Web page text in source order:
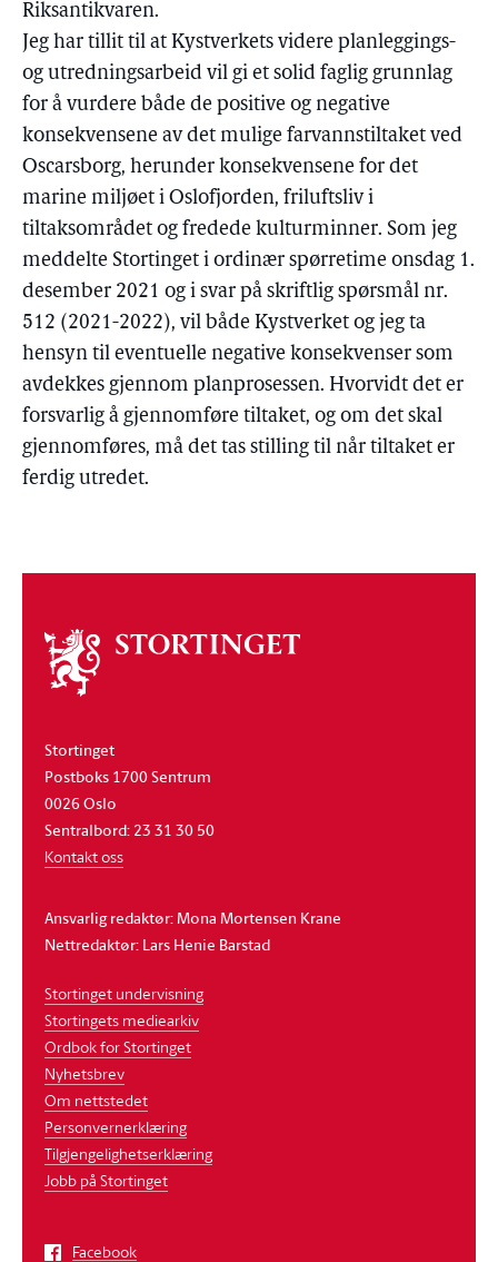
Riksantikvaren.
Jeg har tillit til at Kystverkets videre planleggings-
og utredningsarbeid vil gi et solid faglig grunnlag
for å vurdere både de positive og negative
konsekvensene av det mulige farvannstiltaket ved
Oscarsborg, herunder konsekvensene for det
marine miljøet i Oslofjorden, friluftsliv i
tiltaksområdet og fredede kulturminner. Som jeg
meddelte Stortinget i ordinær spørretime onsdag 1.
desember 2021 og i svar på skriftlig spørsmål nr.
512 (2021-2022), vil både Kystverket og jeg ta
hensyn til eventuelle negative konsekvenser som
avdekkes gjennom planprosessen. Hvorvidt det er
forsvarlig å gjennomføre tiltaket, og om det skal
gjennomføres, må det tas stilling til når tiltaket er
ferdig utredet.
Om
stortinget
Stortinget
Postboks 1700 Sentrum
0026 Oslo
Sentralbord: 23 31 30 50
Kontakt oss
Ansvarlig redaktør: Mona Mortensen Krane
Nettredaktør: Lars Henie Barstad
Stortinget undervisning
Stortingets mediearkiv
Ordbok for Stortinget
Nyhetsbrev
Om nettstedet
Personvernerklæring
Tilgjengelighetserklæring
Jobb på Stortinget
Facebook